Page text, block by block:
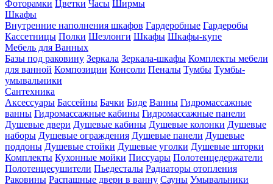
Фоторамки Цветки Часы Ширмы
Шкафы
Внутренние наполнения шкафов Гардеробные Гардеробы
Кассетницы Полки Шезлонги Шкафы Шкафы-купе
Мебель для Ванных
Базы под раковину Зеркала Зеркала-шкафы Комплекты мебели
для ванной Композиции Консоли Пеналы Тумбы Тумбы-
умывальники
Сантехника
Аксессуары Бассейны Бачки Биде Ванны Гидромассажные
ванны Гидромассажные кабины Гидромассажные панели
Душевые двери Душевые кабины Душевые колонки Душевые
наборы Душевые ограждения Душевые панели Душевые
поддоны Душевые стойки Душевые уголки Душевые шторки
Комплекты Кухонные мойки Писсуары Полотенцедержатели
Полотенцесушители Пьедесталы Радиаторы отопления
Раковины Распашные двери в ванну Сауны Умывальники